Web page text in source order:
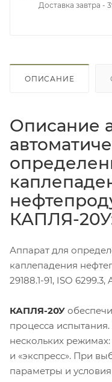
Доставка завтра -
ОПИСАНИЕ
Описание
КАПЛЯ-
Аппарат для
каплепадения
29188.1-91, ISO 6299.3,
КАПЛЯ-20У
процесса
нескольких
и «экспресс». При
параметры и